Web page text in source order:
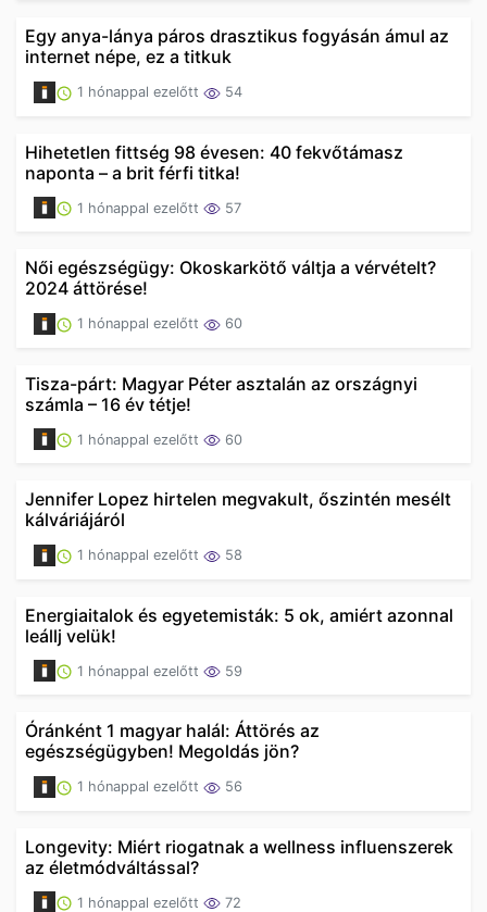
Egy anya-lánya páros drasztikus fogyásán ámul az
internet népe, ez a titkuk
1 hónappal ezelőtt 54
Hihetetlen fittség 98 évesen: 40 fekvőtámasz
naponta – a brit férfi titka!
1 hónappal ezelőtt 57
Női egészségügy: Okoskarkötő váltja a vérvételt?
2024 áttörése!
1 hónappal ezelőtt 60
Tisza-párt: Magyar Péter asztalán az országnyi
számla – 16 év tétje!
1 hónappal ezelőtt 60
Jennifer Lopez hirtelen megvakult, őszintén mesélt
kálváriájáról
1 hónappal ezelőtt 58
Energiaitalok és egyetemisták: 5 ok, amiért azonnal
leállj velük!
1 hónappal ezelőtt 59
Óránként 1 magyar halál: Áttörés az
egészségügyben! Megoldás jön?
1 hónappal ezelőtt 56
Longevity: Miért riogatnak a wellness influenszerek
az életmódváltással?
1 hónappal ezelőtt 72